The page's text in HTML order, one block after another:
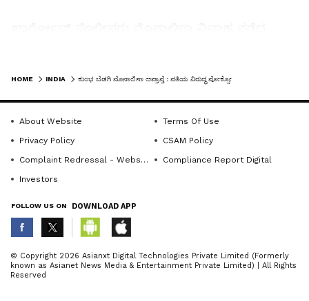
Related Articles
ಮುಸ್ಲಿಂ ಹುಡುಗನ ಜತೆ ರುದ್ರಾಕ್ಷಿ ಹುಡುಗಿ ಮೊನಾಲಿಸಾ
ಮದುವೆ!
ಮೊನಾಲಿಸಾ ವರ್ಣಚಿತ್ರ ಒಳಗೊಂಡಿರುವ ಪ್ಯಾರಿಸ್‌
ಮ್ಯೂಸಿಯಂನಲ್ಲಿ 7 ನಿಮಿಷದ ಗ್ರೇಟ್‌ ರಾಬರಿ!
ABOUT THE AUTHOR
K KannadaprabhaNewsNetwork
HOME INDIA
About Website
Terms Of Use
Privacy Policy
CSAM Policy
Complaint Redressal - Website
Compliance Report Digital
Investors
FOLLOW US ON DOWNLOAD APP
© Copyright 2026 Asianxt Digital Technologies Private Limited (Formerly
known as Asianet News Media & Entertainment Private Limited) | All Rights
Reserved